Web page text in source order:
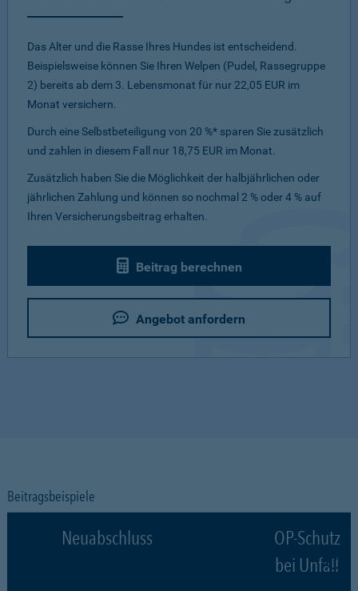
Das Alter und die Rasse Ihres Hundes ist entscheidend.
Beispielsweise können Sie Ihren Welpen (Pudel, Rassegruppe
2) bereits ab dem 3. Lebensmonat für nur 22,05 EUR im
Monat versichern.
Durch eine Selbstbeteiligung von 20 %* sparen Sie zusätzlich
und zahlen in diesem Fall nur 18,75 EUR im Monat.
Zusätzlich haben Sie die Möglichkeit der halbjährlichen oder
jährlichen Zahlung und können so nochmal 2 % oder 4 % auf
Ihren Versicherungsbeitrag erhalten.
Beitrag berechnen
Angebot anfordern
Beitragsbeispiele
Neuabschluss
OP-Schutz
bei Unfall